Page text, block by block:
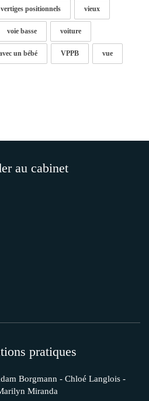
vertiges positionnels vieux
voie basse voiture
un bébé VPPB vue
au cabinet
pratiques
Borgmann - Chloé Langlois -
Miranda